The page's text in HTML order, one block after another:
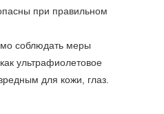
при правильном
соблюдать меры
ультрафиолетовое
для кожи, глаз.